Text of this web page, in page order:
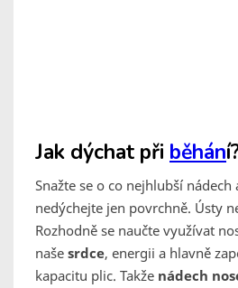
Jak dýchat při běhán
Snažte se o co nejhlubší
nedýchejte jen povrchně. Ústy
Rozhodně se naučte využívat
naše srdce, energii a hlavně
kapacitu plic. Takže nádech